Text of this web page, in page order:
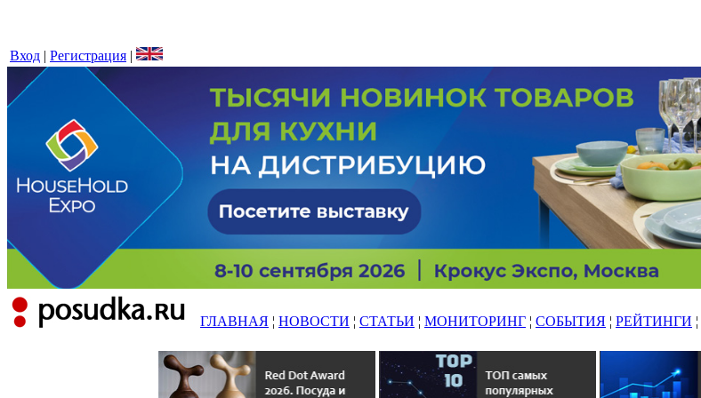
Вход | Регистрация |
ГЛАВНАЯ ¦ НОВОСТИ ¦ СТАТЬИ ¦ МОНИТОРИНГ ¦ СОБЫТИЯ ¦ РЕЙТИНГИ ¦